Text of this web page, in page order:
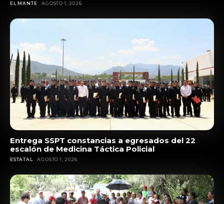
EL MANTE AGOSTO 1, 2026
Entrega SSPT constancias a egresados del 22
escalón de Medicina Táctica Policial
ESTATAL AGOSTO 1, 2026